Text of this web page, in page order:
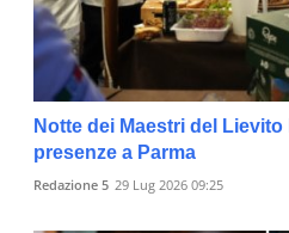
Notte dei Maestri del Lievito
presenze a Parma
Redazione 5 29 Lug 2026 09:25